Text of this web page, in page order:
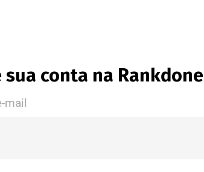
sua conta na Rankdone
mail